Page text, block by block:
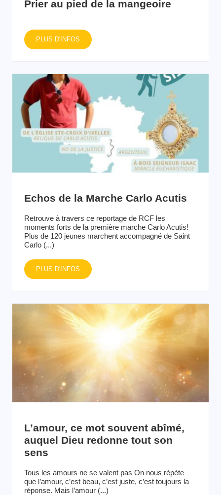
Prier au pied de la mangeoire
PLUS D'INFOS
Echos de la Marche Carlo Acutis
Retrouve à travers ce reportage de RCF les
moments forts de la première marche Carlo Acutis!
Plus de 120 jeunes marchent accompagné de Saint
Carlo (...)
PLUS D'INFOS
L’amour, ce mot souvent abîmé,
auquel Dieu redonne tout son
sens
Tous les amours ne se valent pas On nous répète
que l’amour, c’est beau, c’est juste, c’est toujours la
réponse. Mais l’amour (...)